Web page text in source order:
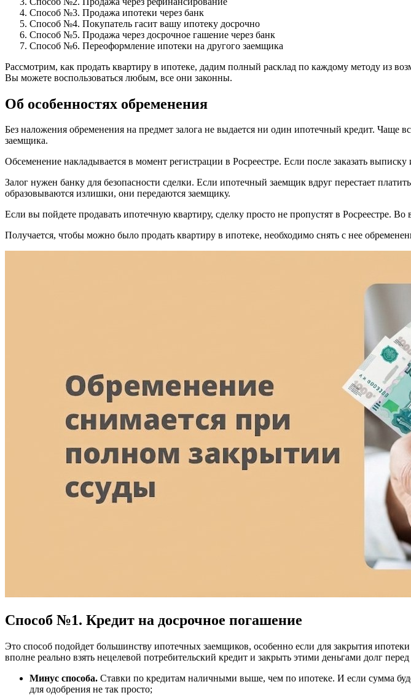
Способ №3. Продажа ипотеки через банк
Способ №4. Покупатель гасит вашу ипотеку досрочно
Способ №5. Продажа через досрочное гашение через банк
Способ №6. Переоформление ипотеки на другого заемщика
Рассмотрим, как продать квартиру в ипотеке, дадим полный расклад по каждому методу из
Вы можете воспользоваться любым, все они законны.
Об особенностях обременения
Без наложения обременения на предмет залога не выдается ни один ипотечный кредит. Чаще
заемщика.
Обсеменение накладывается в момент регистрации в Росреестре. Если после заказать
Залог нужен банку для безопасности сделки. Если ипотечный заемщик вдруг перестает
образовываются излишки, они передаются заемщику.
Если вы пойдете продавать ипотечную квартиру, сделку просто не пропустят в Росреестре.
Получается, чтобы можно было продать квартиру в ипотеке, необходимо снять с нее
Способ №1. Кредит на досрочное погашение
Это способ подойдет большинству ипотечных заемщиков, особенно если для закрытия
вполне реально взять нецелевой потребительский кредит и закрыть этими деньгами долг
Минус способа. Ставки по кредитам наличными выше, чем по ипотеке. И если сумма
для одобрения не так просто;